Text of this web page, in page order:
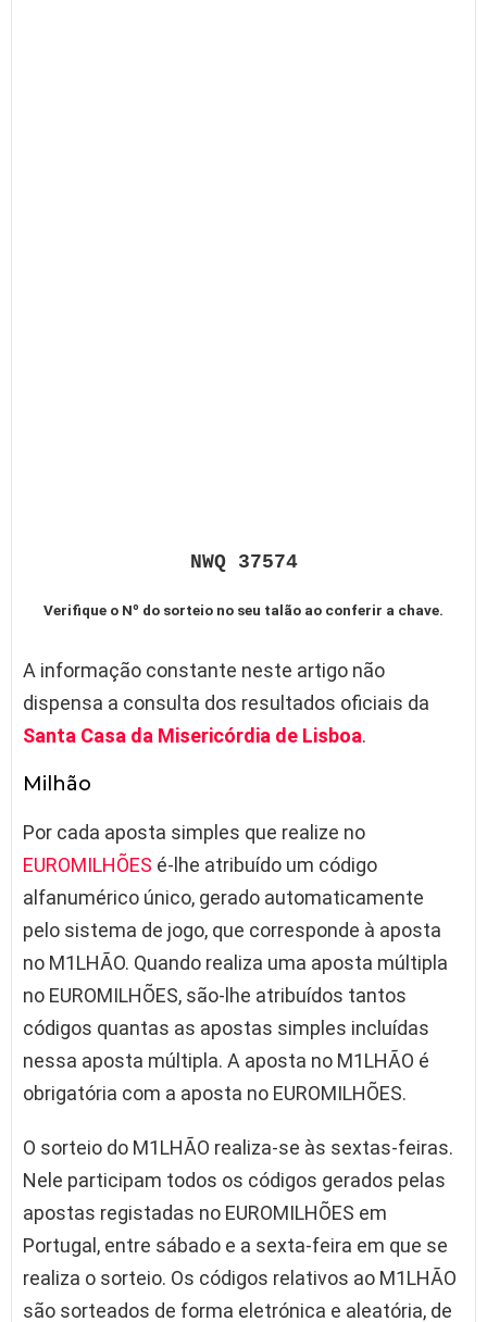
NWQ 37574
Verifique o Nº do sorteio no seu talão ao conferir a chave.
A informação constante neste artigo não
dispensa a consulta dos resultados oficiais da
Santa Casa da Misericórdia de Lisboa.
Milhão
Por cada aposta simples que realize no
EUROMILHÕES é-lhe atribuído um código
alfanumérico único, gerado automaticamente
pelo sistema de jogo, que corresponde à aposta
no M1LHÃO. Quando realiza uma aposta múltipla
no EUROMILHÕES, são-lhe atribuídos tantos
códigos quantas as apostas simples incluídas
nessa aposta múltipla. A aposta no M1LHÃO é
obrigatória com a aposta no EUROMILHÕES.
O sorteio do M1LHÃO realiza-se às sextas-feiras.
Nele participam todos os códigos gerados pelas
apostas registadas no EUROMILHÕES em
Portugal, entre sábado e a sexta-feira em que se
realiza o sorteio. Os códigos relativos ao M1LHÃO
são sorteados de forma eletrónica e aleatória, de